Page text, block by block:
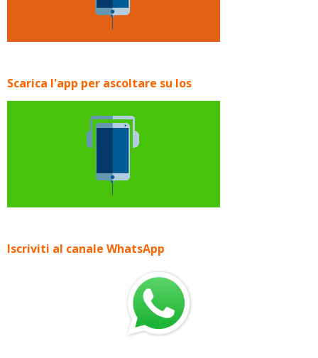
Scarica l'app per ascoltare su Ios
Iscriviti al canale WhatsApp